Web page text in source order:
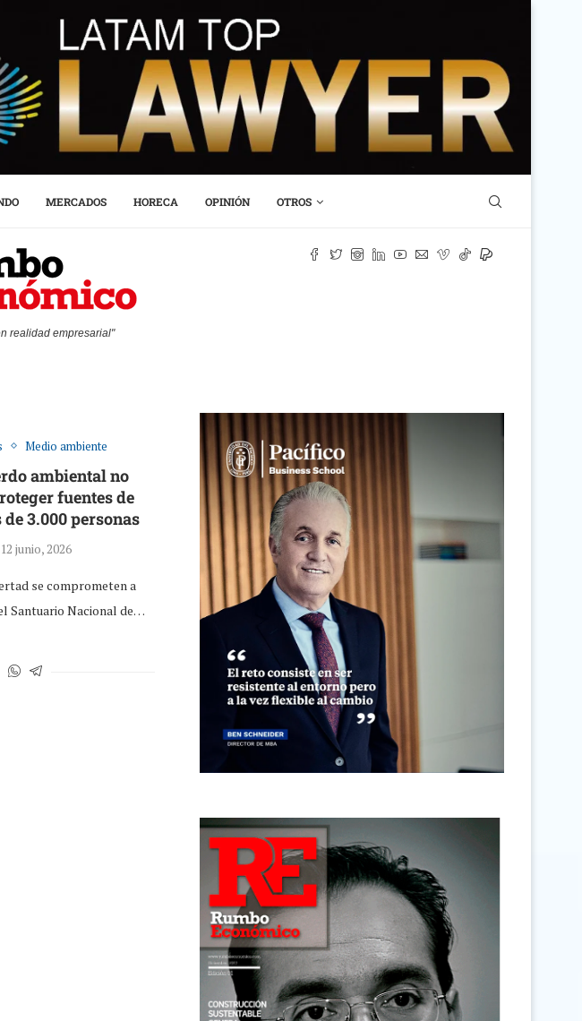
MERCADOS HORECA OPINIÓN OTROS
realidad empresarial"
Medio ambiente
ambiental no
fuentes de
3.000 personas
12 junio, 2026
se comprometen a
Santuario Nacional de…